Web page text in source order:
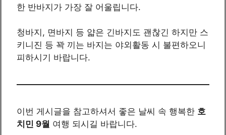
한 반바지가 가장 잘 어울립니다.
청바지, 면바지 등 얇은 긴바지도 괜찮긴 하지만 스
키니진 등 꽉 끼는 바지는 야외활동 시 불편하오니
피하시기 바랍니다.
이번 게시글을 참고하셔서 좋은 날씨 속 행복한 호
치민 9월 여행 되시길 바랍니다.